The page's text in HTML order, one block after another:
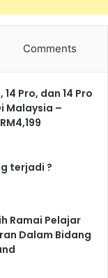
Comments
Pro, dan 14 Pro
Malaysia –
terjadi ?
Ramai Pelajar
Dalam Bidang